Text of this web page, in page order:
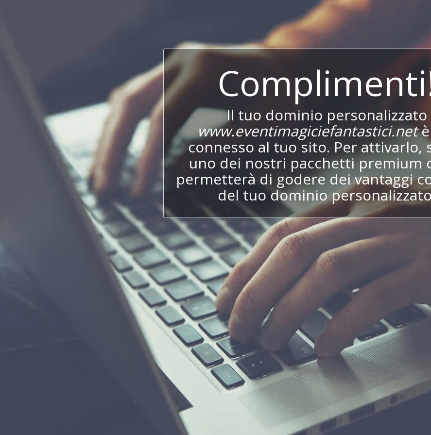
Il tuo dominio personalizzato
www.eventimagiciefantastici.netè
connesso al tuo sito. Per attivarlo,
uno dei nostri pacchetti premium
permetterà di godere dei vantaggi
del tuo dominio